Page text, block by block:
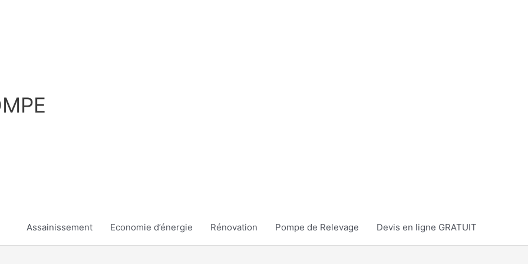
Assainissement Economie d’énergie Rénovation Pompe de Relevage Devis en ligne GRATUIT